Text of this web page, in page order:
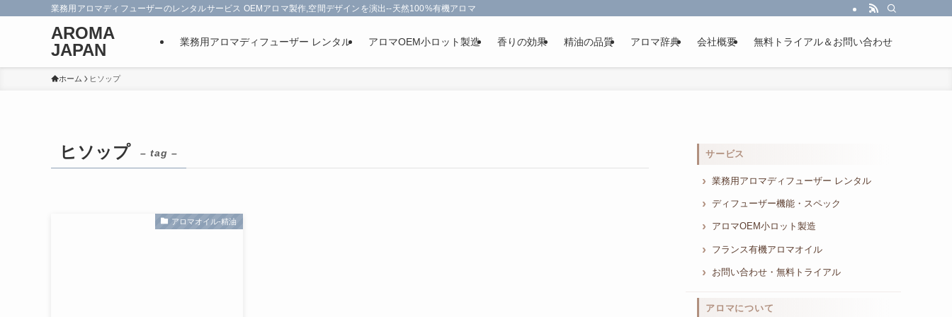
業務用アロマディフューザーのレンタルサービス OEMアロマ製作,空間デザインを演出--天然100%有機アロマオイルを使用-フランス政府認定
AROMA
JAPAN
業務用アロマディフューザー レンタル アロマOEM小ロット製造 香りの効果 精油の品質 アロマ辞典 会社概要 無料トライアル＆お問い合わせ
ホーム ヒソップ
ヒソップ – tag –
アロマオイル-精油
サービス
業務用アロマディフューザー レンタル
ディフューザー機能・スペック
アロマOEM小ロット製造
フランス有機アロマオイル
お問い合わせ・無料トライアル
アロマについて